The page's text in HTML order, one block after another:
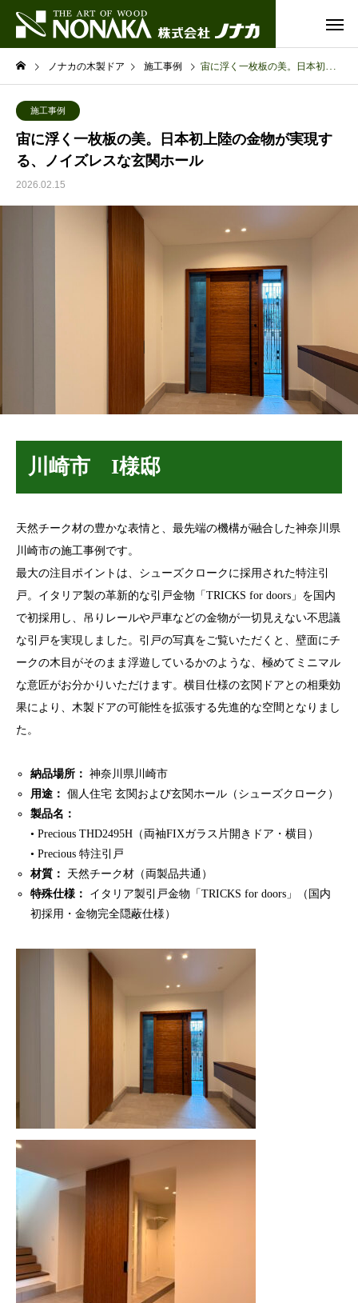
ノナカの木製ドア 施工事例 宙に浮く一枚板の美。日本初上陸の金物が実現する、ノイズレスな玄関ホール
施工事例
宙に浮く一枚板の美。日本初上陸の金物が実現す
る、ノイズレスな玄関ホール
2026.02.15
川崎市 I様邸
天然チーク材の豊かな表情と、最先端の機構が融合した神奈川県
川崎市の施工事例です。
最大の注目ポイントは、シューズクロークに採用された特注引
戸。イタリア製の革新的な引戸金物「TRICKS for doors」を国内
で初採用し、吊りレールや戸車などの金物が一切見えない不思議
な引戸を実現しました。引戸の写真をご覧いただくと、壁面にチ
ークの木目がそのまま浮遊しているかのような、極めてミニマル
な意匠がお分かりいただけます。横目仕様の玄関ドアとの相乗効
果により、木製ドアの可能性を拡張する先進的な空間となりまし
た。
納品場所： 神奈川県川崎市
用途： 個人住宅 玄関および玄関ホール（シューズクローク）
製品名：
• Precious THD2495H（両袖FIXガラス片開きドア・横目）
• Precious 特注引戸
材質：
天然チーク材（両製品共通）
特殊仕様：
イタリア製引戸金物「TRICKS for doors」（国内
初採用・金物完全隠蔽仕様）